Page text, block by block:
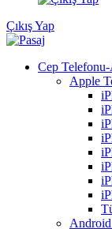
Çıkış Yap
Cep
Apple